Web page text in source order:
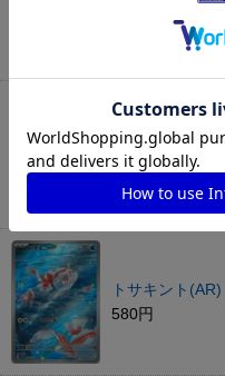
モルペコex(RR)
80円
トサキント(AR)
580円